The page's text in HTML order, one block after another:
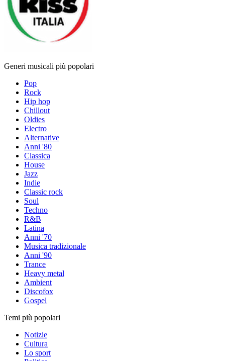
Generi musicali più popolari
Pop
Rock
Hip hop
Chillout
Oldies
Electro
Alternative
Anni '80
Classica
House
Jazz
Indie
Classic rock
Soul
Techno
R&B
Latina
Anni '70
Musica tradizionale
Anni '90
Trance
Heavy metal
Ambient
Discofox
Gospel
Temi più popolari
Notizie
Cultura
Lo sport